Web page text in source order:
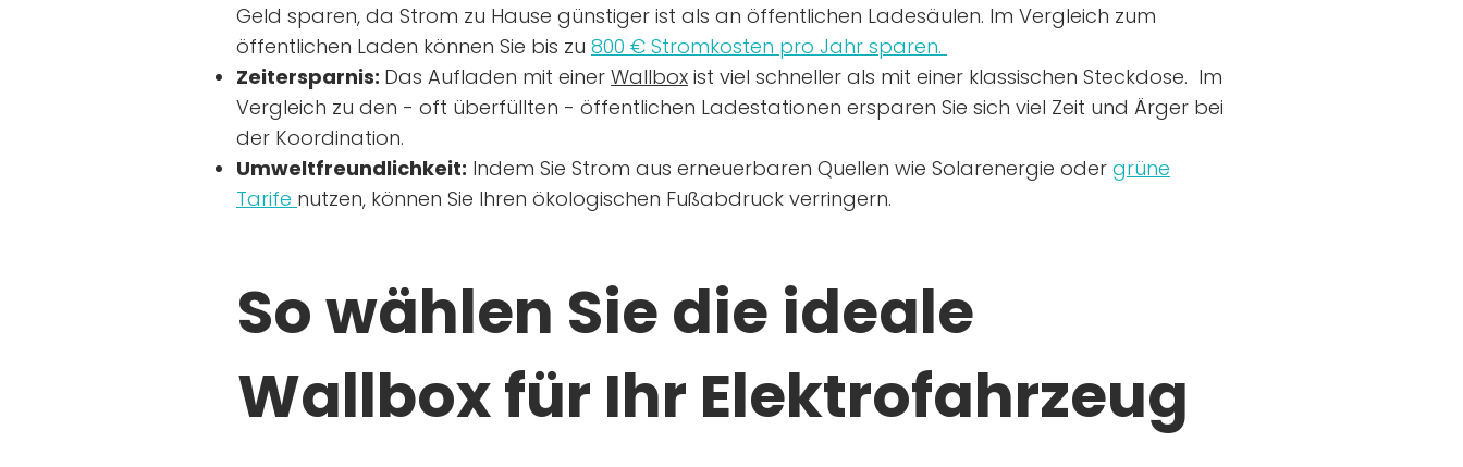
Geld sparen, da Strom zu Hause günstiger ist als an öffentlichen Ladesäulen. Im Vergleich zum
öffentlichen Laden können Sie bis zu 800 € Stromkosten pro Jahr sparen.
Zeitersparnis: Das Aufladen mit einer Wallbox ist viel schneller als mit einer klassischen Steckdose. Im
Vergleich zu den - oft überfüllten - öffentlichen Ladestationen ersparen Sie sich viel Zeit und Ärger bei
der Koordination.
Umweltfreundlichkeit: Indem Sie Strom aus erneuerbaren Quellen wie Solarenergie oder grüne
Tarife nutzen, können Sie Ihren ökologischen Fußabdruck verringern.
So wählen Sie die ideale
Wallbox für Ihr Elektrofahrzeug